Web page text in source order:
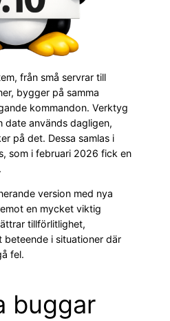
från små servrar till
bygger på samma
kommandon. Verktyg
date används dagligen,
på det. Dessa samlas i
som i februari 2026 fick en
version med nya
en mycket viktig
tillförlitlighet,
i situationer där
fel.
buggar